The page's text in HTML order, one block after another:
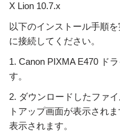
X Lion 10.7.x
以下のインストール手順
に接続してください。
1. Canon PIXMA E470 ド
す。
2. ダウンロードしたファ
トアップ画面が表示されま
表示されます。